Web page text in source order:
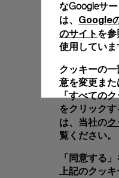
なGoogleサ
は、 Google
のサイト を
使用していま
クッキーの
意を変更また
「すべての
をクリック
は、当社の
覧ください。
「同意する
上記のクッ